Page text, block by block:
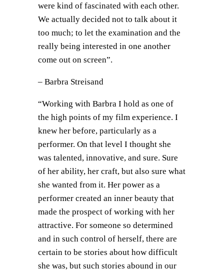
were kind of fascinated with each other.
We actually decided not to talk about it
too much; to let the examination and the
really being interested in one another
come out on screen”.
– Barbra Streisand
“Working with Barbra I hold as one of
the high points of my film experience. I
knew her before, particularly as a
performer. On that level I thought she
was talented, innovative, and sure. Sure
of her ability, her craft, but also sure what
she wanted from it. Her power as a
performer created an inner beauty that
made the prospect of working with her
attractive. For someone so determined
and in such control of herself, there are
certain to be stories about how difficult
she was, but such stories abound in our